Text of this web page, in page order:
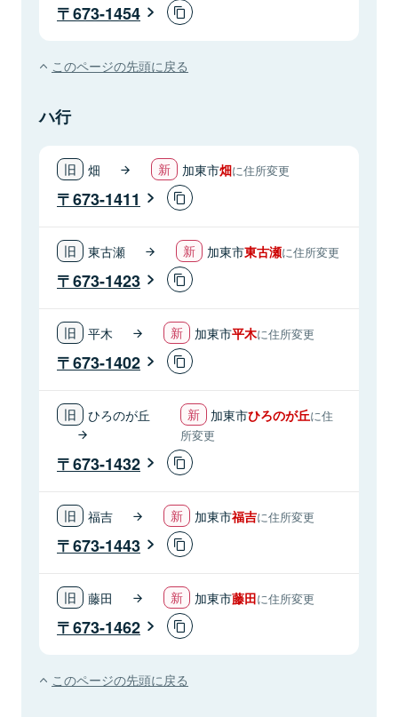
673-1454
このページの先頭に戻る
ハ行
畑 加東市畑に住所変更
673-1411
東古瀬 加東市東古瀬に住所変更
673-1423
平木 加東市平木に住所変更
673-1402
ひろのが丘 加東市ひろのが丘に住
所変更
673-1432
福吉 加東市福吉に住所変更
673-1443
藤田 加東市藤田に住所変更
673-1462
このページの先頭に戻る